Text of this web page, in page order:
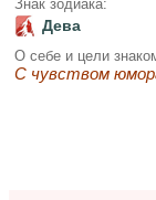
Знак зодиака:
Дева
О себе и цели
С чувством